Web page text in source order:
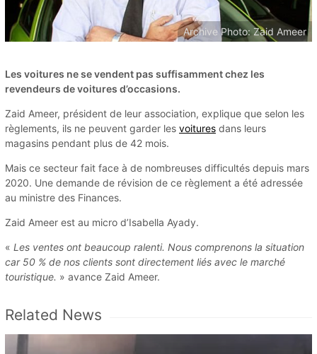
Archive Photo: Zaid Ameer
Les voitures ne se vendent pas suffisamment chez les
revendeurs de voitures d’occasions.
Zaid Ameer, président de leur association, explique que selon les
règlements, ils ne peuvent garder les voitures dans leurs
magasins pendant plus de 42 mois.
Mais ce secteur fait face à de nombreuses difficultés depuis mars
2020. Une demande de révision de ce règlement a été adressée
au ministre des Finances.
Zaid Ameer est au micro d’Isabella Ayady.
« Les ventes ont beaucoup ralenti. Nous comprenons la situation
car 50 % de nos clients sont directement liés avec le marché
touristique. » avance Zaid Ameer.
Related News